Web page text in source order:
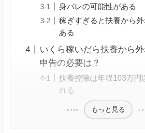
身バレの可能性がある
稼ぎすぎると扶養から
ある
いくら稼いだら扶養から
申告の必要は？
扶養控除は年収103万円
れる
もっと見る